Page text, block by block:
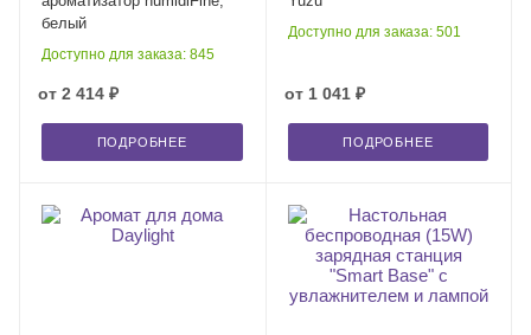
белый
Доступно для заказа: 845
от 2 414 ₽
ПОДРОБНЕЕ
Доступно для заказа: 501
от 1 041 ₽
ПОДРОБНЕЕ